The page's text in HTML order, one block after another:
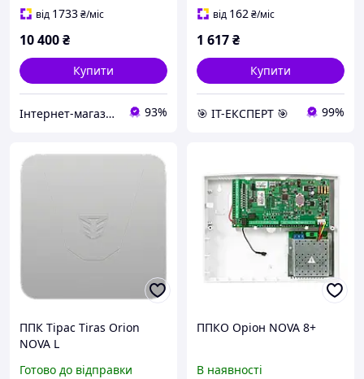
від 1733₴/міс
10 400₴
Купити
Інтернет-магазин Kronverk 93%
від 162₴/міс
1 617₴
Купити
🎯 ІТ-ЕКСПЕРТ 🎯 99%
ППК Тірас Tiras Orion
NOVA L
Готово до відправки
ППКО Оріон NOVA 8+
В наявності